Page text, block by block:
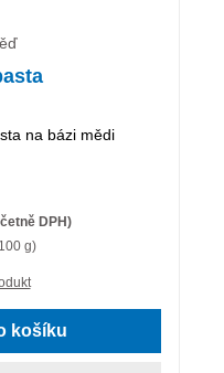
na bázi mědi
DPH)
g)
košíku